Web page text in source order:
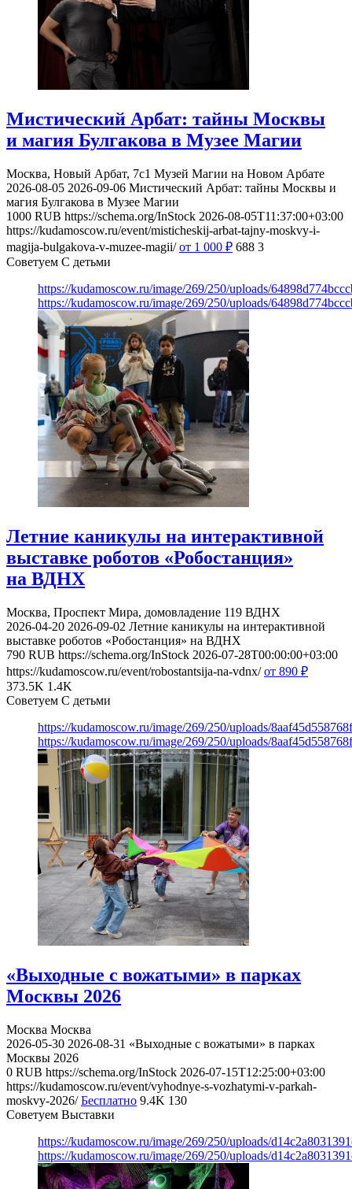
Мистический Арбат: тайны Москвы
и магия Булгакова в Музее Магии
Москва, Новый Арбат, 7с1 Музей Магии на Новом Арбате
2026-08-05 2026-09-06 Мистический Арбат: тайны Москвы и
магия Булгакова в Музее Магии
1000 RUB https://schema.org/InStock 2026-08-05T11:37:00+03:00
https://kudamoscow.ru/event/misticheskij-arbat-tajny-moskvy-i-
magija-bulgakova-v-muzee-magii/ от 1 000 ₽ 688 3
Советуем С детьми
https://kudamoscow.ru/image/269/250/uploads/
https://kudamoscow.ru/image/269/250/uploads/
Летние каникулы на интерактивной
выставке роботов «Робостанция»
на ВДНХ
Москва, Проспект Мира, домовладение 119 ВДНХ
2026-04-20 2026-09-02 Летние каникулы на интерактивной
выставке роботов «Робостанция» на ВДНХ
790 RUB https://schema.org/InStock 2026-07-28T00:00:00+03:00
https://kudamoscow.ru/event/robostantsija-na-vdnx/ от 890 ₽
373.5K 1.4K
Советуем С детьми
https://kudamoscow.ru/image/269/250/uploads/
https://kudamoscow.ru/image/269/250/uploads/
«Выходные с вожатыми» в парках
Москвы 2026
Москва Москва
2026-05-30 2026-08-31 «Выходные с вожатыми» в парках
Москвы 2026
0 RUB https://schema.org/InStock 2026-07-15T12:25:00+03:00
https://kudamoscow.ru/event/vyhodnye-s-vozhatymi-v-parkah-
moskvy-2026/ Бесплатно 9.4K 130
Советуем Выставки
https://kudamoscow.ru/image/269/250/uploads/
https://kudamoscow.ru/image/269/250/uploads/